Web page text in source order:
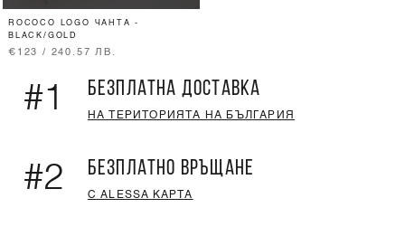
ROCOCO LOGO ЧАНТА -
BLACK/GOLD
€123 / 240.57 ЛВ.
#1 БЕЗПЛАТНА ДОСТАВКА
НА ТЕРИТОРИЯТА НА БЪЛГАРИЯ
#2 БЕЗПЛАТНО ВРЪЩАНЕ
С ALESSA КАРТА